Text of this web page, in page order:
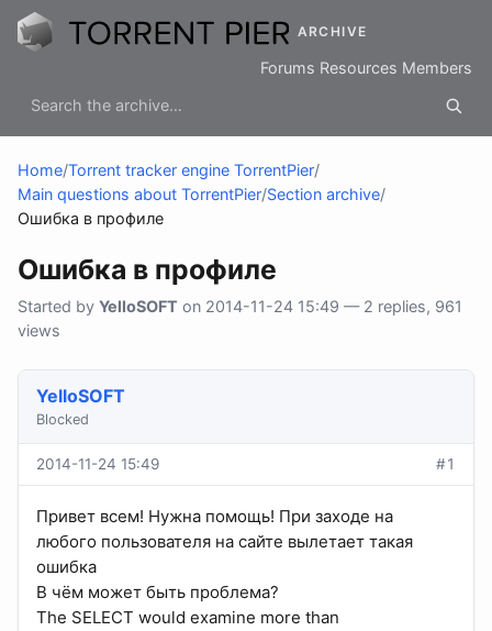
ARCHIVE
Forums Resources Members
Home/Torrent tracker engine TorrentPier/
Main questions about TorrentPier/Section archive/
Ошибка в профиле
Ошибка в профиле
Started by YelloSOFT on 2014-11-24 15:49 — 2 replies, 961
views
YelloSOFT
Blocked
2014-11-24 15:49 #1
Привет всем! Нужна помощь! При заходе на
любого пользователя на сайте вылетает такая
ошибка
В чём может быть проблема?
The SELECT would examine more than